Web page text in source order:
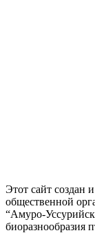
Этот сайт создан
общественной
“Амуро-
биоразнообразия